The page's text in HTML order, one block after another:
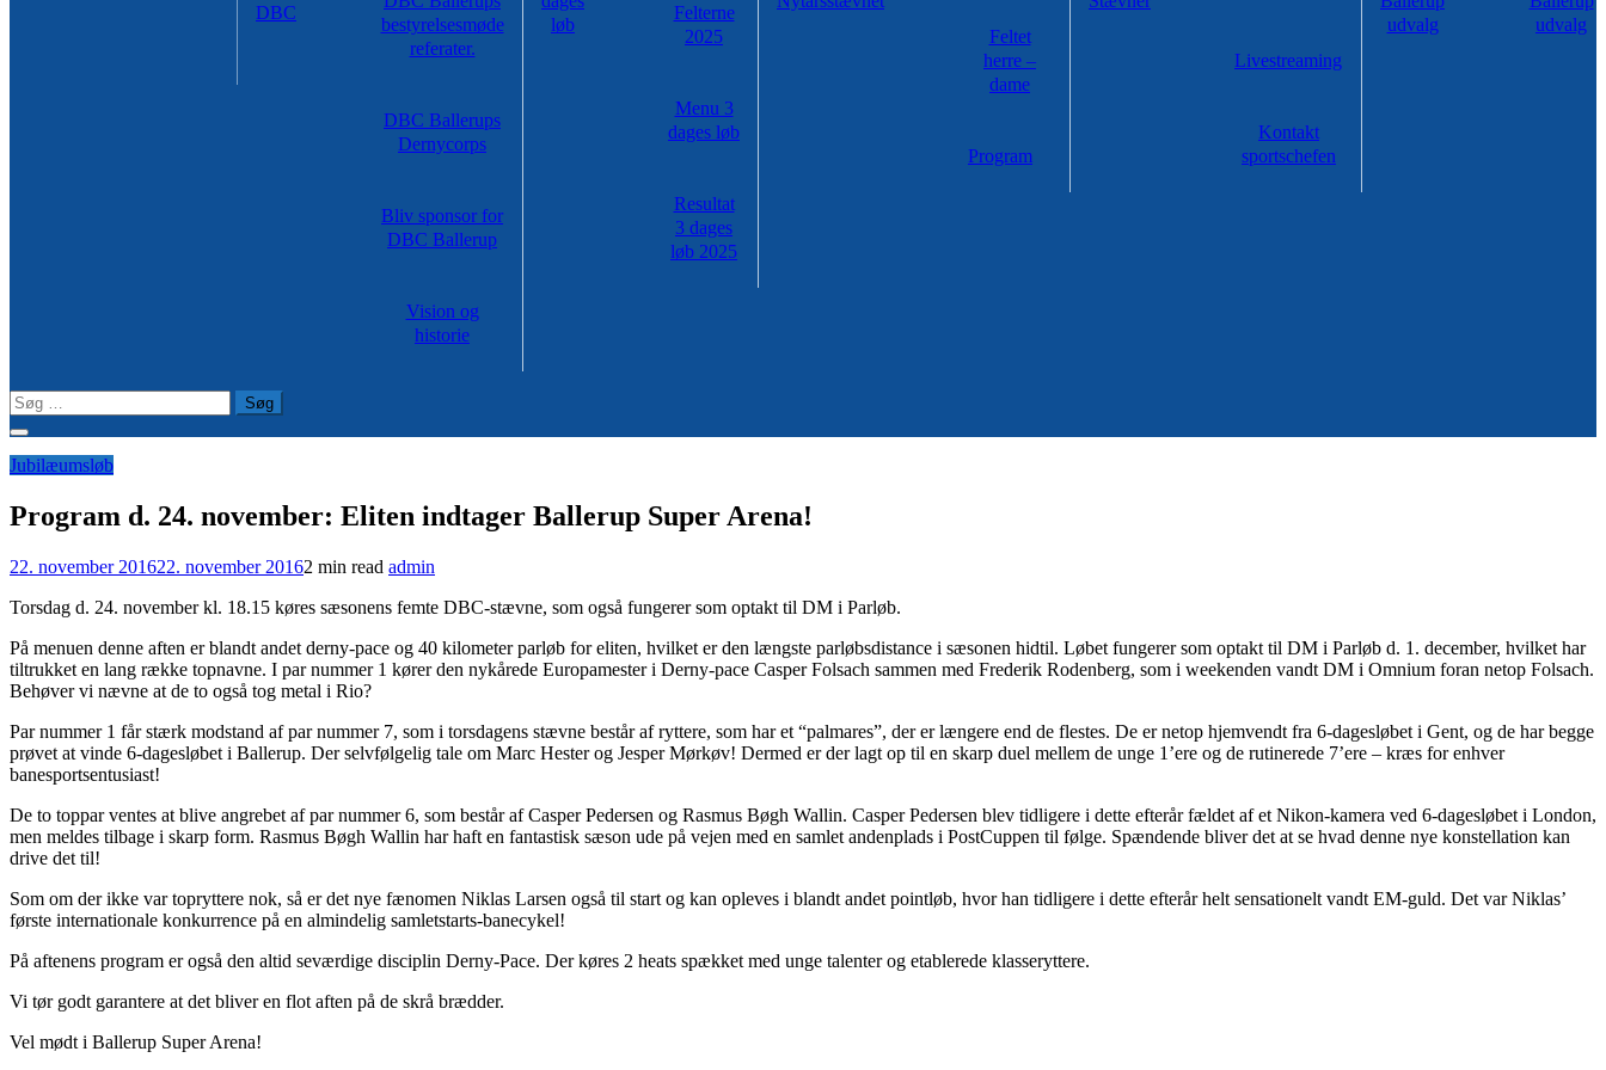
DBC
bestyrelsesmøde
referater.
DBC Ballerups
Dernycorps
Bliv sponsor for
DBC Ballerup
Vision og
historie
løb
Felterne
2025
Menu 3
dages løb
Resultat
3 dages
løb 2025
Feltet
herre –
dame
Program
Livestreaming
Kontakt
sportschefen
udvalg
udvalg
Søg
efter:
Jubilæumsløb
Program d. 24. november: Eliten indtager Ballerup Super Arena!
22. november 201622. november 20162 min read admin
Torsdag d. 24. november kl. 18.15 køres sæsonens femte DBC-stævne, som også fungerer som optakt til DM i Parløb.
På menuen denne aften er blandt andet derny-pace og 40 kilometer parløb for eliten, hvilket er den længste parløbsdistance i sæsonen hidtil. Løbet fungerer som optakt til DM i Parløb d. 1. december, hvilket har
tiltrukket en lang række topnavne. I par nummer 1 kører den nykårede Europamester i Derny-pace Casper Folsach sammen med Frederik Rodenberg, som i weekenden vandt DM i Omnium foran netop Folsach.
Behøver vi nævne at de to også tog metal i Rio?
Par nummer 1 får stærk modstand af par nummer 7, som i torsdagens stævne består af ryttere, som har et “palmares”, der er længere end de flestes. De er netop hjemvendt fra 6-dagesløbet i Gent, og de har begge
prøvet at vinde 6-dagesløbet i Ballerup. Der selvfølgelig tale om Marc Hester og Jesper Mørkøv! Dermed er der lagt op til en skarp duel mellem de unge 1’ere og de rutinerede 7’ere – kræs for enhver
banesportsentusiast!
De to toppar ventes at blive angrebet af par nummer 6, som består af Casper Pedersen og Rasmus Bøgh Wallin. Casper Pedersen blev tidligere i dette efterår fældet af et Nikon-kamera ved 6-dagesløbet i London,
men meldes tilbage i skarp form. Rasmus Bøgh Wallin har haft en fantastisk sæson ude på vejen med en samlet andenplads i PostCuppen til følge. Spændende bliver det at se hvad denne nye konstellation kan
drive det til!
Som om der ikke var topryttere nok, så er det nye fænomen Niklas Larsen også til start og kan opleves i blandt andet pointløb, hvor han tidligere i dette efterår helt sensationelt vandt EM-guld. Det var Niklas’
første internationale konkurrence på en almindelig samletstarts-banecykel!
På aftenens program er også den altid seværdige disciplin Derny-Pace. Der køres 2 heats spækket med unge talenter og etablerede klasseryttere.
Vi tør godt garantere at det bliver en flot aften på de skrå brædder.
Vel mødt i Ballerup Super Arena!